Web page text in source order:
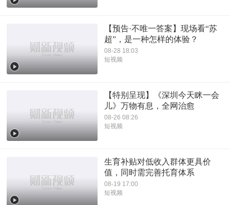
【预告·不唯一答案】现场看“苏
超”，是一种怎样的体验？
08-28 18:03
短视频
【特别呈现】《深圳今天眯一会
儿》万物有息，全网治愈
08-26 08:26
短视频
生育补贴对低收入群体更具价
值，同时需完善托育体系
08-19 17:00
短视频